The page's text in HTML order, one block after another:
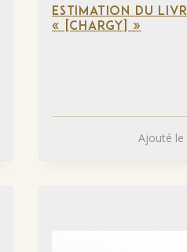
ESTIMATION DU
« [CHARGY] »
Ajouté le